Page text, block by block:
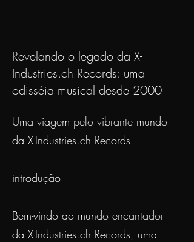
Revelando o legado da X-
Industries.ch Records: uma
odisséia musical desde 2000
Uma viagem pelo vibrante mundo
da X-Industries.ch Records
introdução
Bem-vindo ao mundo encantador
da X-Industries.ch Records, uma